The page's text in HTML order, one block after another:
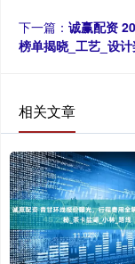
下一篇： 诚赢配资
榜单揭晓_工艺_设
相关文章